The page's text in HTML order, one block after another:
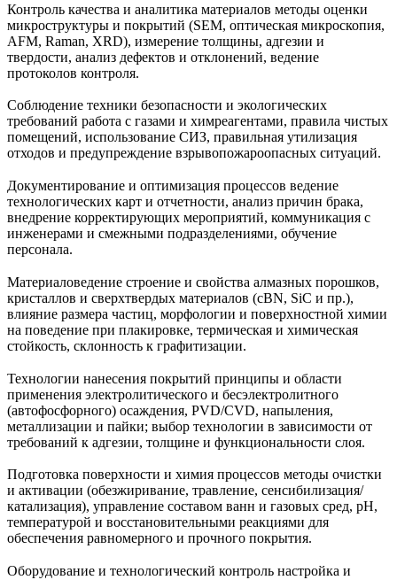
Контроль качества и аналитика материалов методы оценки
микроструктуры и покрытий (SEM, оптическая микроскопия,
AFM, Raman, XRD), измерение толщины, адгезии и
твердости, анализ дефектов и отклонений, ведение
протоколов контроля.
Соблюдение техники безопасности и экологических
требований работа с газами и химреагентами, правила чистых
помещений, использование СИЗ, правильная утилизация
отходов и предупреждение взрывопожароопасных ситуаций.
Документирование и оптимизация процессов ведение
технологических карт и отчетности, анализ причин брака,
внедрение корректирующих мероприятий, коммуникация с
инженерами и смежными подразделениями, обучение
персонала.
Материаловедение строение и свойства алмазных порошков,
кристаллов и сверхтвердых материалов (cBN, SiC и пр.),
влияние размера частиц, морфологии и поверхностной химии
на поведение при плакировке, термическая и химическая
стойкость, склонность к графитизации.
Технологии нанесения покрытий принципы и области
применения электролитического и бесэлектролитного
(автофосфорного) осаждения, PVD/CVD, напыления,
металлизации и пайки; выбор технологии в зависимости от
требований к адгезии, толщине и функциональности слоя.
Подготовка поверхности и химия процессов методы очистки
и активации (обезжиривание, травление, сенсибилизация/
катализация), управление составом ванн и газовых сред, pH,
температурой и восстановительными реакциями для
обеспечения равномерного и прочного покрытия.
Оборудование и технологический контроль настройка и